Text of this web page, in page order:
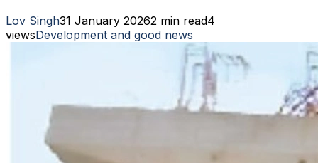
Lov Singh31 January 20262 min read4
viewsDevelopment and good news